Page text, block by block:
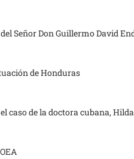
Señor Don Guillermo David
de Honduras
caso de la doctora cubana,